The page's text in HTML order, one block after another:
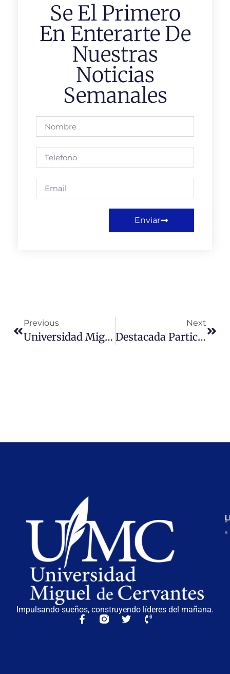
Se El Primero
En Enterarte De
Nuestras
Noticias
Semanales
Enviar
Previous
Universidad Miguel De Cervantes Recibió Delegación De Autoridades Municipales De Brasil
Next
Destacada Participación De Estudiantes De La Escuela De Derecho UMC En Torneo Nacional De Debate Jurídico 2026
Impulsando sueños, construyendo líderes del mañana.